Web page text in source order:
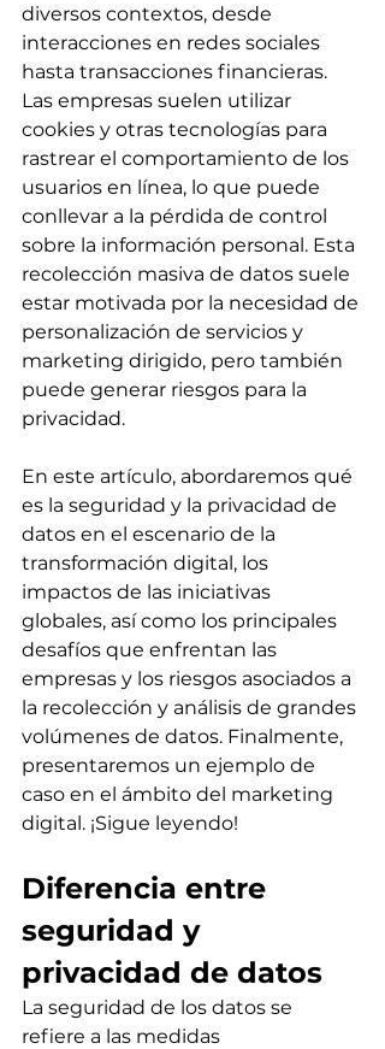
diversos contextos, desde
interacciones en redes sociales
hasta transacciones financieras.
Las empresas suelen utilizar
cookies y otras tecnologías para
rastrear el comportamiento de los
usuarios en línea, lo que puede
conllevar a la pérdida de control
sobre la información personal. Esta
recolección masiva de datos suele
estar motivada por la necesidad de
personalización de servicios y
marketing dirigido, pero también
puede generar riesgos para la
privacidad.
En este artículo, abordaremos qué
es la seguridad y la privacidad de
datos en el escenario de la
transformación digital, los
impactos de las iniciativas
globales, así como los principales
desafíos que enfrentan las
empresas y los riesgos asociados a
la recolección y análisis de grandes
volúmenes de datos. Finalmente,
presentaremos un ejemplo de
caso en el ámbito del marketing
digital. ¡Sigue leyendo!
Diferencia entre
seguridad y
privacidad de datos
La seguridad de los datos se
refiere a las medidas